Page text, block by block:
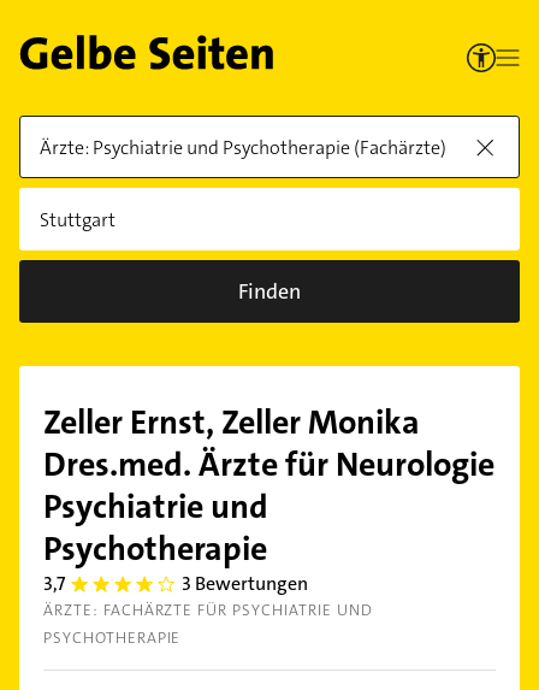
Finden
Zeller Ernst, Zeller Monika
Dres.med. Ärzte für Neurologie
Psychiatrie und
Psychotherapie
3,7 3.7 3 Bewertungen
ÄRZTE: FACHÄRZTE FÜR PSYCHIATRIE UND
PSYCHOTHERAPIE